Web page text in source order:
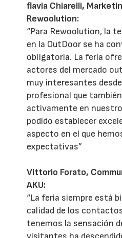
flavia Chiarelli,
Rewoolution:
“Para Rewoolution, la
en la OutDoor se ha
obligatoria. La feria
actores del mercado
muy interesantes
profesional que
activamente en
podido establecer
aspecto en el que
expectativas”
Vittorio Forato,
AKU:
“La feria siempre está
calidad de los
tenemos la sensación